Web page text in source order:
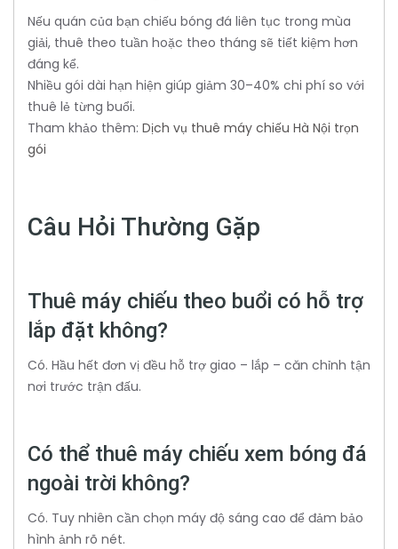
Nếu quán của bạn chiếu bóng đá liên tục trong mùa
giải, thuê theo tuần hoặc theo tháng sẽ tiết kiệm hơn
đáng kể.
Nhiều gói dài hạn hiện giúp giảm 30–40% chi phí so với
thuê lẻ từng buổi.
Tham khảo thêm: Dịch vụ thuê máy chiếu Hà Nội trọn
gói
Câu Hỏi Thường Gặp
Thuê máy chiếu theo buổi có hỗ trợ
lắp đặt không?
Có. Hầu hết đơn vị đều hỗ trợ giao – lắp – căn chỉnh tận
nơi trước trận đấu.
Có thể thuê máy chiếu xem bóng đá
ngoài trời không?
Có. Tuy nhiên cần chọn máy độ sáng cao để đảm bảo
hình ảnh rõ nét.